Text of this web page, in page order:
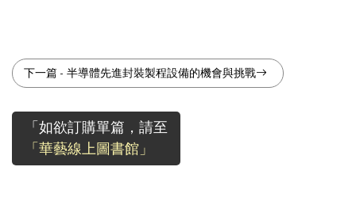
下一篇 - 半導體先進封裝製程設備的機會與挑戰
「如欲訂購單篇，請至
「華藝線上圖書館」